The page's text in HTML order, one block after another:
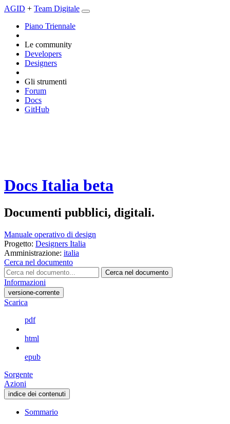
AGID + Team Digitale
Piano Triennale
Le community
Developers
Designers
Gli strumenti
Forum
Docs
GitHub
Docs Italia beta
Documenti pubblici, digitali.
Manuale operativo di design
Progetto: Designers Italia
Amministrazione: italia
Cerca nel documento
Cerca nel documento
Informazioni
versione-corrente
Scarica
pdf
html
epub
Sorgente
Azioni
indice dei contenuti
Sommario